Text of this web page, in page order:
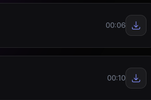
00:06
00:10